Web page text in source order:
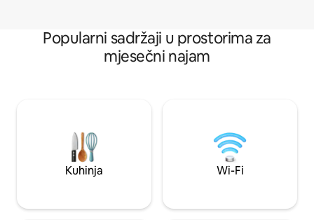
Popularni sadržaji u prostorima za
mjesečni najam
Kuhinja Wi-Fi